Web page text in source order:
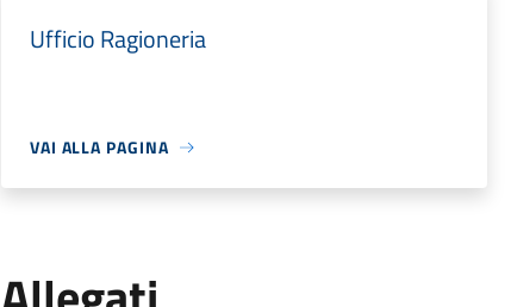
Ufficio Ragioneria
VAI ALLA PAGINA